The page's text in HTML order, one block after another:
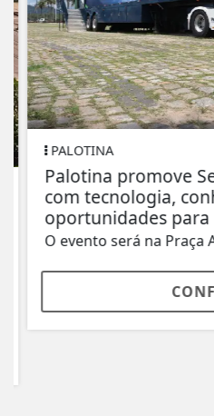
PALOTINA
Palotina promove
com tecnologia,
oportunidades para
O evento será na Praça